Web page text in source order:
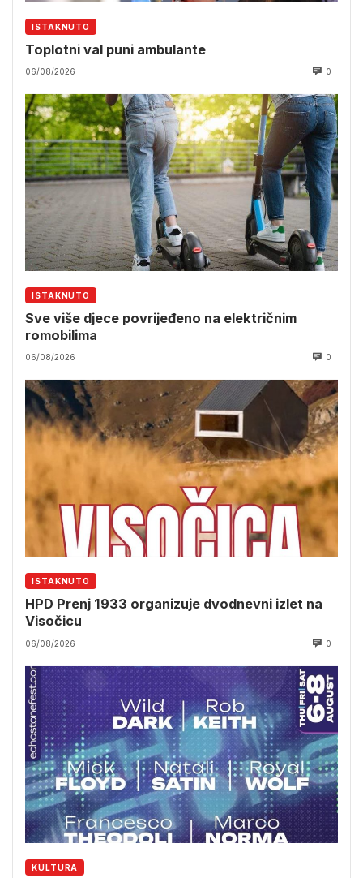
ISTAKNUTO
Toplotni val puni ambulante
06/08/2026 0
ISTAKNUTO
Sve više djece povrijeđeno na električnim
romobilima
06/08/2026 0
ISTAKNUTO
HPD Prenj 1933 organizuje dvodnevni izlet na
Visočicu
06/08/2026 0
KULTURA